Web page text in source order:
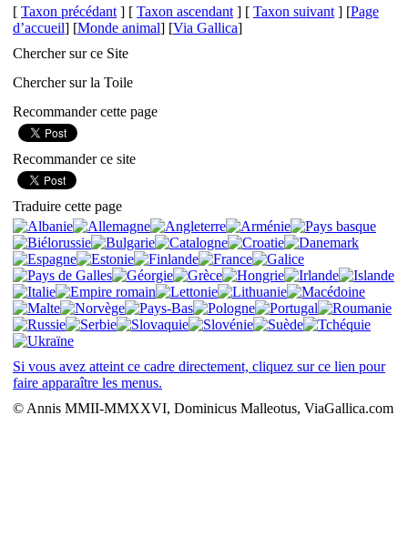
[ Taxon précédant ] [ Taxon ascendant ] [ Taxon suivant ] [Page
d’accueil] [Monde animal] [Via Gallica]
Chercher sur ce Site
Chercher sur la Toile
Recommander cette page
Recommander ce site
Traduire cette page
Si vous avez atteint ce cadre directement, cliquez sur ce lien pour
faire apparaître les menus.
© Annis MMII-MMXXVI, Dominicus Malleotus, ViaGallica.com